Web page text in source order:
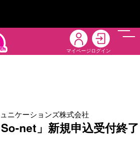
マイページ ログイン
メニ
ニケーションズ株式会社
net」新規申込受付終了